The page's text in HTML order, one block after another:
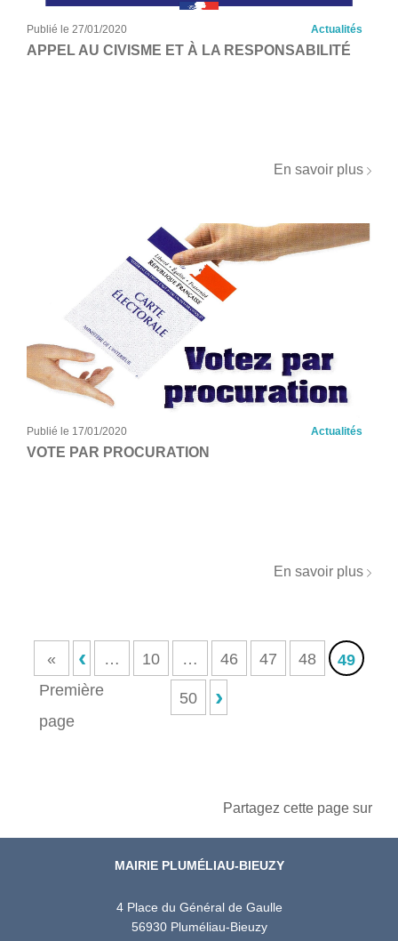
Publié le 27/01/2020 Actualités
APPEL AU CIVISME ET À LA RESPONSABILITÉ
En savoir plus
Publié le 17/01/2020 Actualités
VOTE PAR PROCURATION
En savoir plus
«
Première
page
‹ … 10 … 46 47 48 49
50 ›
Partagez cette page sur
MAIRIE PLUMÉLIAU-BIEUZY
4 Place du Général de Gaulle
56930 Pluméliau-Bieuzy